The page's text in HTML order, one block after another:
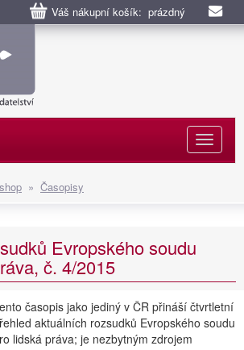
Váš nákupní košík: prázdný
» Časopisy
Evropského soudu
č. 4/2015
časopis jako jediný v ČR přináší čtvrtletní
aktuálních rozsudků Evropského soudu
lidská práva; je nezbytným zdrojem